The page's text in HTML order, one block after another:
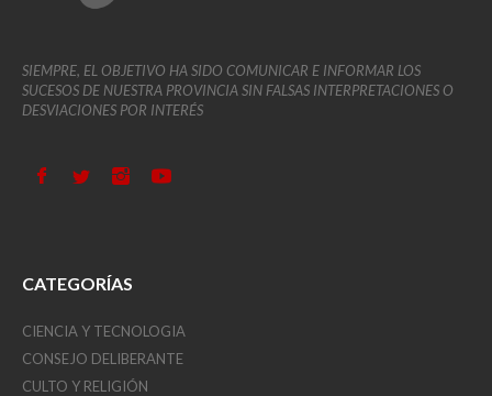
SIEMPRE, EL OBJETIVO HA SIDO COMUNICAR E INFORMAR LOS
SUCESOS DE NUESTRA PROVINCIA SIN FALSAS INTERPRETACIONES O
DESVIACIONES POR INTERÉS
CATEGORÍAS
CIENCIA Y TECNOLOGIA
CONSEJO DELIBERANTE
CULTO Y RELIGIÓN